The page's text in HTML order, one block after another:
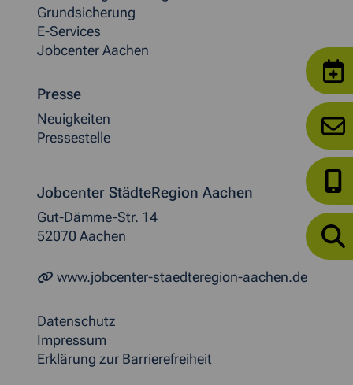
Grundsicherung
E-Services
Jobcenter Aachen
Presse
Neuigkeiten
Pressestelle
Jobcenter StädteRegion Aachen
Gut-Dämme-Str. 14
52070 Aachen
www.jobcenter-staedteregion-aachen.de
Datenschutz
Impressum
Erklärung zur Barrierefreiheit